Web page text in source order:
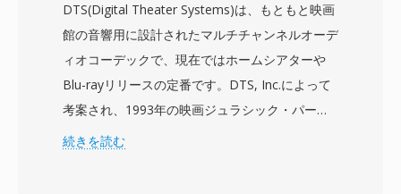
フトウェア交換を定義したBinHexエコシステム
のユーティリティを通じて再生されました。形式
は最大22.255 kHzのサンプルレートをサポート
し、オリジナルMacintoshサウンドハードウェア
の出力能力に対応していました。SoXなどのツー
ルがHCOMデコードサポートを維持しており、
DTS(Digital Theater Systems)は、もともと映画
館の音響用に設計されたマルチチャンネルオーデ
ィオコーデックで、現在ではホームシアターや
Blu-rayリリースの定番です。DTS, Inc.によって
考案され、1993年の映画ジュラシック・パーク
と共に初めて劇場公開されたこの技術は、通常
続きを読む